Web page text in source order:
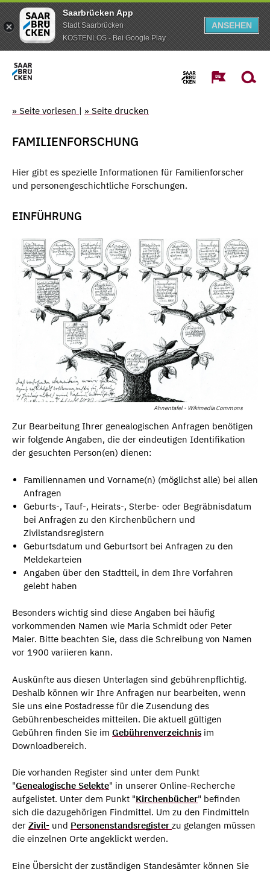
Saarbrücken App
Stadt Saarbrücken
KOSTENLOS - Bei Google Play
ANSEHEN
» Seite vorlesen | » Seite drucken
FAMILIENFORSCHUNG
Hier gibt es spezielle Informationen für Familienforscher
und personengeschichtliche Forschungen.
EINFÜHRUNG
Ahnentafel - Wikimedia Commons
Zur Bearbeitung Ihrer genealogischen Anfragen benötigen
wir folgende Angaben, die der eindeutigen Identifikation
der gesuchten Person(en) dienen:
Familiennamen und Vorname(n) (möglichst alle) bei allen
Anfragen
Geburts-, Tauf-, Heirats-, Sterbe- oder Begräbnisdatum
bei Anfragen zu den Kirchenbüchern und
Zivilstandsregistern
Geburtsdatum und Geburtsort bei Anfragen zu den
Meldekarteien
Angaben über den Stadtteil, in dem Ihre Vorfahren
gelebt haben
Besonders wichtig sind diese Angaben bei häufig
vorkommenden Namen wie Maria Schmidt oder Peter
Maier. Bitte beachten Sie, dass die Schreibung von Namen
vor 1900 variieren kann.
Auskünfte aus diesen Unterlagen sind gebührenpflichtig.
Deshalb können wir Ihre Anfragen nur bearbeiten, wenn
Sie uns eine Postadresse für die Zusendung des
Gebührenbescheides mitteilen. Die aktuell gültigen
Gebühren finden Sie im Gebührenverzeichnis im
Downloadbereich.
Die vorhanden Register sind unter dem Punkt
"Genealogische Selekte" in unserer Online-Recherche
aufgelistet. Unter dem Punkt "Kirchenbücher" befinden
sich die dazugehörigen Findmittel. Um zu den Findmitteln
der Zivil- und Personenstandsregister zu gelangen müssen
die einzelnen Orte angeklickt werden.
Eine Übersicht der zuständigen Standesämter können Sie